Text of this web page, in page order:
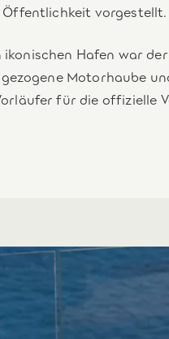
vorgestellt.
Hafen war der
Motorhaube
für die offizielle